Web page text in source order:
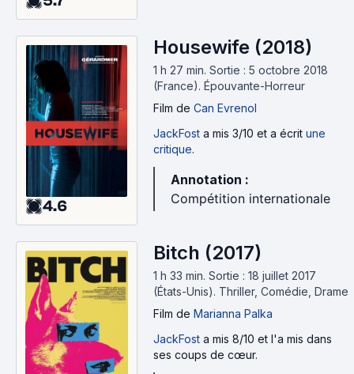
4.6
Housewife (2018)
1 h 27 min. Sortie : 5 octobre 2018
(France). Épouvante-Horreur
Film de Can Evrenol
JackFost a mis 3/10 et a écrit une
critique.
Annotation :
Compétition internationale
Bitch (2017)
1 h 33 min. Sortie : 18 juillet 2017
(États-Unis). Thriller, Comédie, Drame
Film de Marianna Palka
JackFost a mis 8/10 et l'a mis dans
ses coups de cœur.